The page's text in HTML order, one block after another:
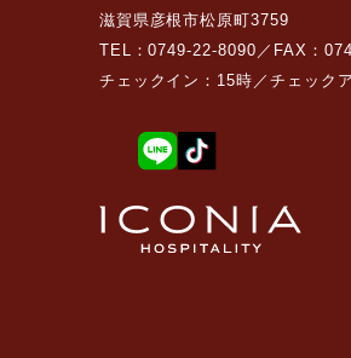
滋賀県彦根市松原町3759
TEL：0749-22-8090／FAX：
チェックイン：15時／チェック